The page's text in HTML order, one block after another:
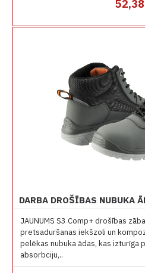
JAUNUMS S3 Comp+ drošības
pretsaduršanas iekšzoli un
pelēkas nubuka ādas, kas izturīga
absorbciju,..